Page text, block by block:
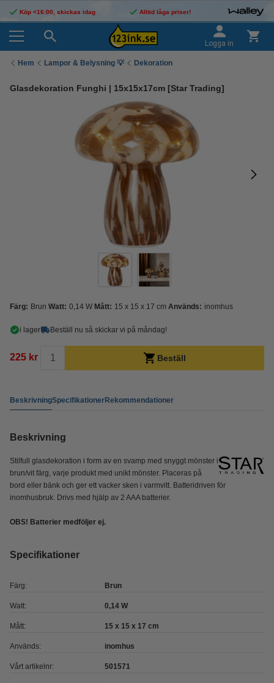
Köp <16:00, skickas idag Alltid låga priser!
Logga in
Hem Lampor & Belysning 💡 Dekoration
Glasdekoration Funghi | 15x15x17cm [Star Trading]
Färg: Brun Watt: 0,14 W Mått: 15 x 15 x 17 cm Används: inomhus
i lager Beställ nu så skickar vi på måndag!
225 kr Beställ
BeskrivningSpecifikationerRekommendationer
Beskrivning
Stilfull glasdekoration i form av en svamp med snyggt mönster i
brun/vit färg, varje produkt med unikt mönster. Placeras på
bord eller bänk och ger ett vacker sken i varmvitt. Batteridriven för
inomhusbruk. Drivs med hjälp av 2 AAA batterier.
OBS! Batterier medföljer ej.
Specifikationer
Färg: Brun
Watt: 0,14 W
Mått: 15 x 15 x 17 cm
Används: inomhus
Vårt artikelnr: 501571